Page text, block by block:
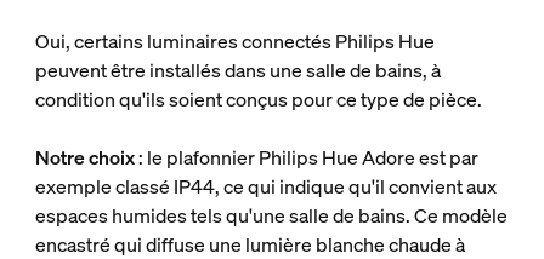
Oui, certains luminaires connectés Philips Hue
peuvent être installés dans une salle de bains, à
condition qu'ils soient conçus pour ce type de pièce.
Notre choix: le plafonnier Philips Hue Adore est par
exemple classé IP44, ce qui indique qu'il convient aux
espaces humides tels qu'une salle de bains. Ce modèle
encastré qui diffuse une lumière blanche chaude à